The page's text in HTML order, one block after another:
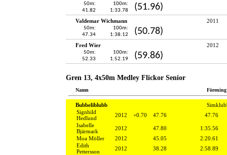
50m:
41.82
100m:
1:33.78
(51.96)
Valdemar Wichmann 2011
50m:
47.34
100m:
1:38.12
(50.78)
Fred Wier 2012
50m:
52.33
100m:
1:52.19
(59.86)
Gren 13, 4x50m Medley Flickor Senior
Namn Förening
Bubbeliblubb
Signhild
Hedlund
2012 +0.70 47.76
47.76
Isabelle
Bjärmark
2012 47.80
1:35.56
Moa Möller
2012 45.05
2:20.61
Edith
Pettersson
2012 38.28 2:58.89